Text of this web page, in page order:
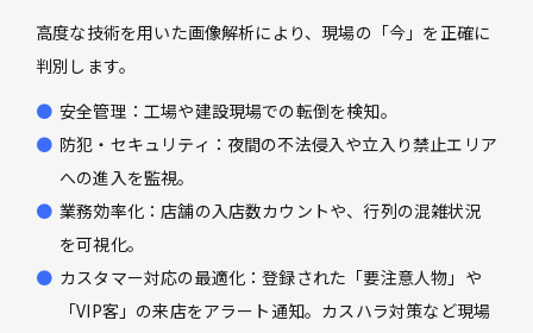
高度な技術を用いた画像解析により、現場の「今」を正確に
判別します。
安全管理：工場や建設現場での転倒を検知。
防犯・セキュリティ：夜間の不法侵入や立入り禁止エリア
への進入を監視。
業務効率化：店舗の入店数カウントや、行列の混雑状況
を可視化。
カスタマー対応の最適化：登録された「要注意人物」や
「VIP客」の来店をアラート通知。カスハラ対策など現場